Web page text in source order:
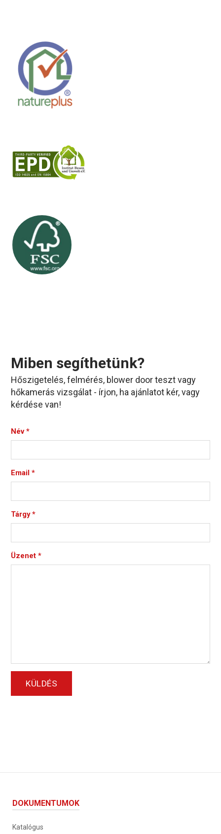
Miben segíthetünk?
Hőszigetelés, felmérés, blower door teszt vagy
hőkamerás vizsgálat - írjon, ha ajánlatot kér, vagy
kérdése van!
Név*
Email*
Tárgy*
Üzenet*
KÜLDÉS
DOKUMENTUMOK
Katalógus